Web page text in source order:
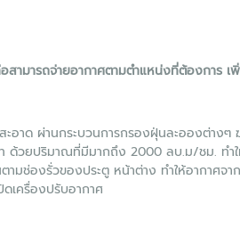
สามารถจ่ายอากาศตามตำแหน่งที่ต้องการ
อาด ผ่านกระบวนการกรองฝุ่นละอองต่าง
ท ด้วยปริมาณที่มีมากถึง 2000 ลบ.ม/ชม. ท
มช่องรั่วของประตู หน้าต่าง ทำให้อากาศจ
เครื่องปรับอากาศ